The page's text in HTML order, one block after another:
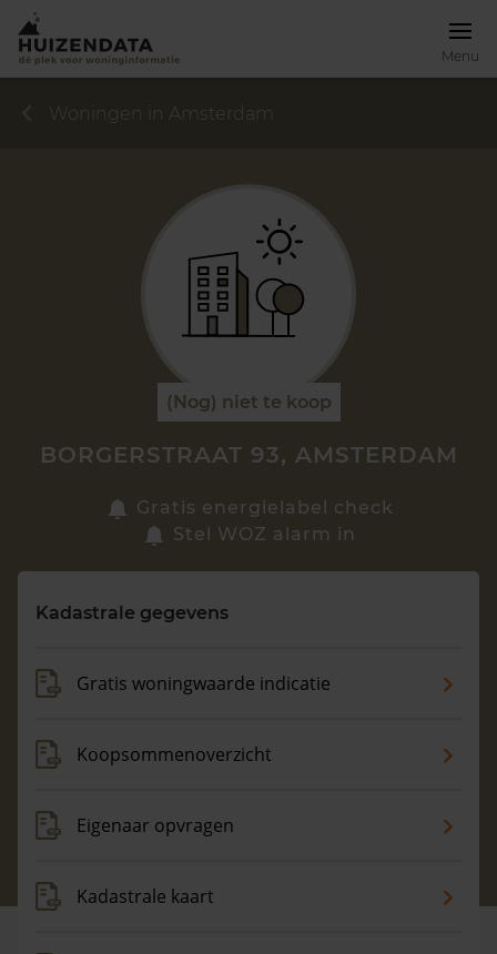
Menu
Zoek een woning
Maandag t/m vrijdag - 08:00 -18:00
Woningen in Amsterdam
(Nog) niet te koop
BORGERSTRAAT 93, AMSTERDAM
Gratis energielabel check
Stel WOZ alarm in
Kadastrale gegevens
Gratis woningwaarde indicatie
Koopsommenoverzicht
Eigenaar opvragen
Kadastrale kaart